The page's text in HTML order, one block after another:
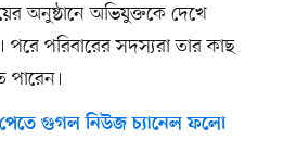
অনুষ্ঠানে অভিযুক্তকে দেখে
পরে পরিবারের সদস্যরা তার কাছ
পারেন।
গুগল নিউজ চ্যানেল ফলো